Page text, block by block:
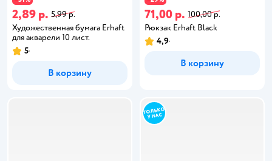
2,89 р. 5,99 р.
Художественная бумага Erhaft
для акварели 10 лист.
5
В корзину
71,00 р. 100,00 р.
Рюкзак Erhaft Black
4,9
В корзину